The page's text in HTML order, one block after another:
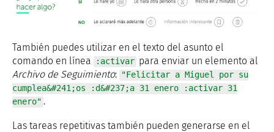
También puedes utilizar en el texto del asunto el
comando en línea
:activar para enviar un elemento al
Archivo de Seguimiento: "Felicitar a Miguel por su
cumplea&#241;os :d&#237;a 31 enero :activar 31
enero" .
Las tareas repetitivas también pueden generarse en el